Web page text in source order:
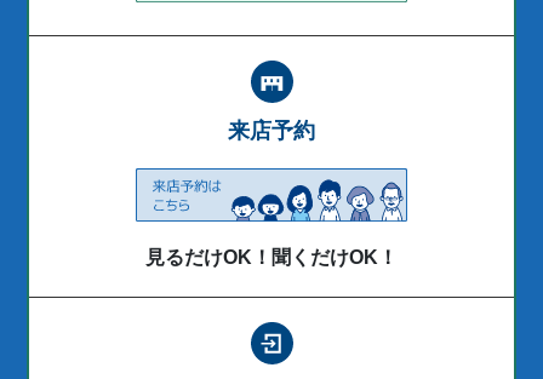
来店予約
見るだけOK！聞くだけOK！